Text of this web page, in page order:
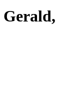
Gerald,